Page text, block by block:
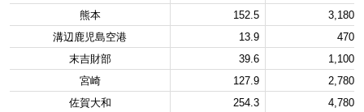
熊本
152.5
3,180
溝辺鹿児島空港
13.9
470
末吉財部
39.6
1,100
宮崎
127.9
2,780
佐賀大和
254.3
4,780